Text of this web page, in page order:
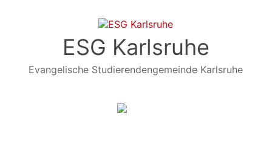
ESG Karlsruhe
Evangelische Studierendengemeinde Karlsruhe